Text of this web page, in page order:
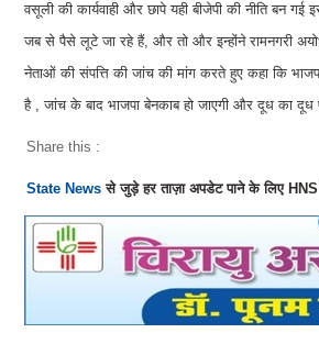
वसूली की कार्यवाही और छापे यही बीजेपी की नीति बन
जब से पैसे लूटे जा रहे हैं, और तो और इन्होंने रामनगरी
नेताओं की संपत्ति की जांच की मांग करते हुए कहा कि
है , जांच के बाद भाजपा बेनकाब हो जाएगी और दूध का दूध
Share this :
State News से जुड़े हर ताज़ा अपडेट पाने के लिए